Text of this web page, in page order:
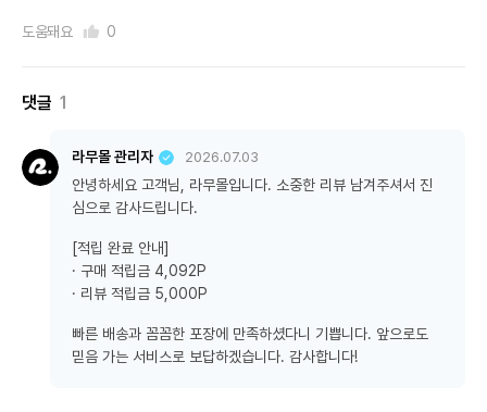
도움돼요 0
댓글 1
라무몰 관리자 2026.07.03
안녕하세요 고객님, 라무몰입니다. 소중한 리뷰 남겨주셔서 진
심으로 감사드립니다.
[적립 완료 안내]
· 구매 적립금 4,092P
· 리뷰 적립금 5,000P
빠른 배송과 꼼꼼한 포장에 만족하셨다니 기쁩니다. 앞으로도
믿음 가는 서비스로 보답하겠습니다. 감사합니다!